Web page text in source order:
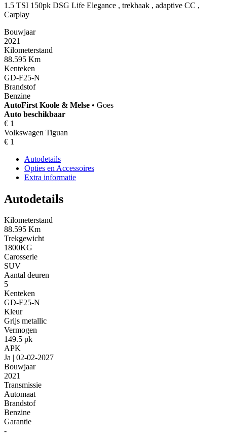
1.5 TSI 150pk DSG Life Elegance , trekhaak , adaptive CC ,
Carplay
Bouwjaar
2021
Kilometerstand
88.595 Km
Kenteken
GD-F25-N
Brandstof
Benzine
AutoFirst Koole & Melse • Goes
Auto beschikbaar
€ 1
Volkswagen Tiguan
€ 1
Autodetails
Opties en Accessoires
Extra informatie
Autodetails
Kilometerstand
88.595 Km
Trekgewicht
1800KG
Carosserie
SUV
Aantal deuren
5
Kenteken
GD-F25-N
Kleur
Grijs metallic
Vermogen
149.5 pk
APK
Ja | 02-02-2027
Bouwjaar
2021
Transmissie
Automaat
Brandstof
Benzine
Garantie
-